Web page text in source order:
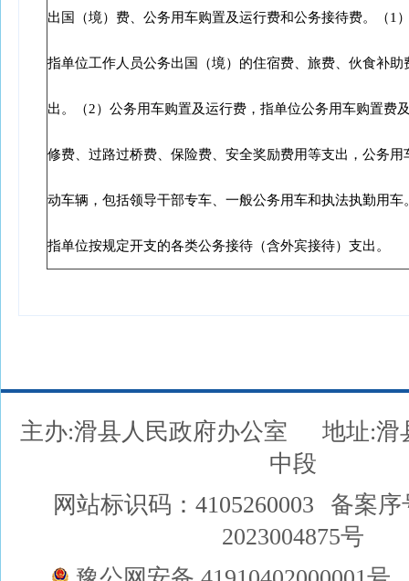
出国（境）费、公务用车购置及运行费和公务接待费。（1
指单位工作人员公务出国（境）的住宿费、旅费、伙食补助
出。（2）公务用车购置及运行费，指单位公务用车购置费
修费、过路过桥费、保险费、安全奖励费用等支出，公务用
动车辆，包括领导干部专车、一般公务用车和执法执勤用车
指单位按规定开支的各类公务接待（含外宾接待）支出。
主办:滑县人民政府办公室
地址:滑
中段
网站标识码：4105260003
备案序
2023004875号